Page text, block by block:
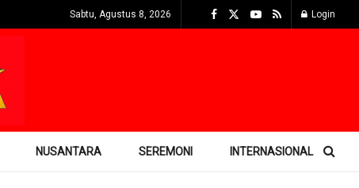
Sabtu, Agustus 8, 2026 Login
NUSANTARA SEREMONI INTERNASIONAL